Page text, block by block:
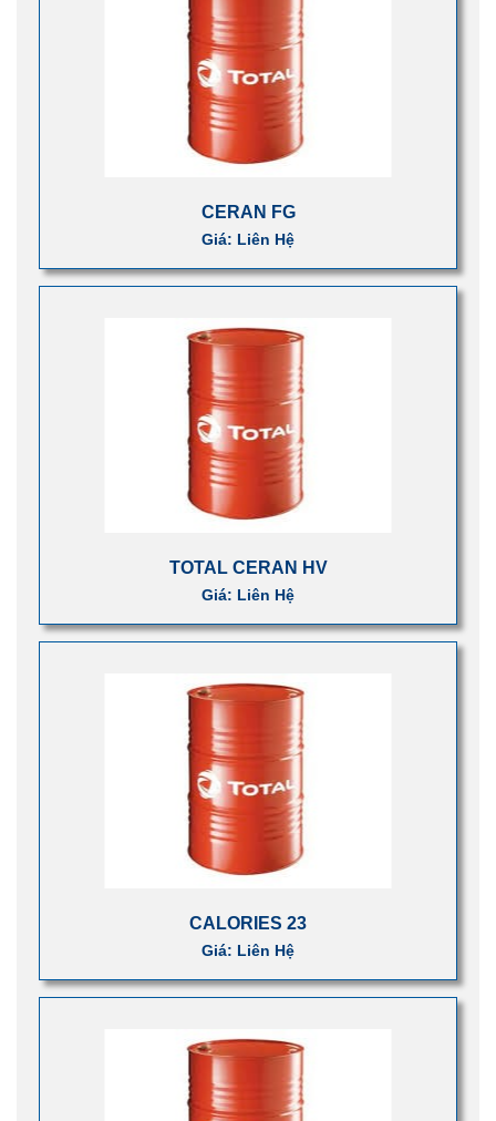
CERAN FG
Giá: Liên Hệ
TOTAL CERAN HV
Giá: Liên Hệ
CALORIES 23
Giá: Liên Hệ